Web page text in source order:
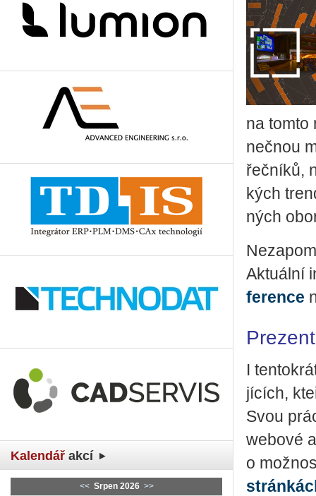
Kalendář akcí
<< Srpen 2026 >>
na tomto
neč­nou
řeč­ní­ků,
kých
ných
Ak­tu­ál­ní
fe­ren­ce
I
jí­cích,
Svou
webo­vé
o